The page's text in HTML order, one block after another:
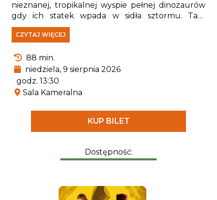
nieznanej, tropikalnej wyspie pełnej dinozaurów
gdy ich statek wpada w sidła sztormu. Tam
spotykają Rexa — szczeniaka, który od lat jest
uwięziony na wyspie i stał się prawdziwym
pradawnymi gadami.
CZYTAJ WIĘCEJ
88 min.
niedziela, 9 sierpnia 2026
godz. 13:30
Sala Kameralna
KUP BILET
Dostępność: